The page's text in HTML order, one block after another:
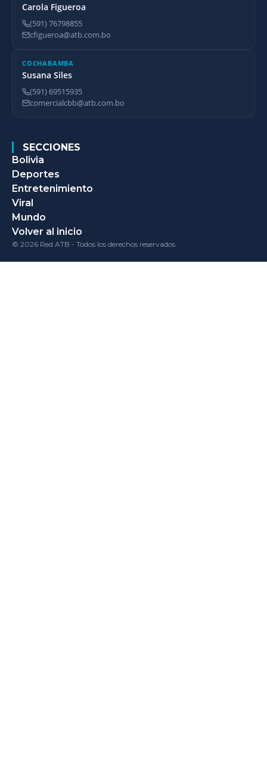
Carola Figueroa
(591) 76798855
cfigueroa@atb.com.bo
COCHABAMBA
Susana Siles
(591) 69515935
comercialcbb@atb.com.bo
SECCIONES
Bolivia
Deportes
Entretenimiento
Viral
Mundo
Volver al inicio
© 2026 Red ATB - Todos los derechos reservados.